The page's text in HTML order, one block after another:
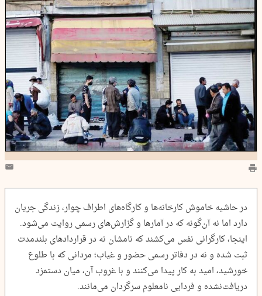
در حاشیه خاموش کارخانه‌ها و کارگاه‌های اطراف چوار، زندگی جریان
دارد اما نه آن‌گونه که در آمارها و گزارش‌های رسمی روایت می‌شود.
اینجا، کارگرانی نفس می‌کشند که نامشان نه در قراردادهای بلندمدت
ثبت شده و نه در دفاتر رسمی حضور و غیاب؛ مردانی که با طلوع
خورشید، امید به کار پیدا می‌کنند و با غروب آن، میان دستمزد
دریافت‌نشده و فردایی نامعلوم سرگردان می‌مانند.